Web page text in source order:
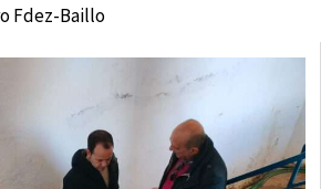
Fdez-Baillo